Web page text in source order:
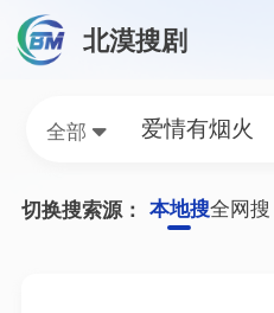
北漠搜剧
全部
爱情有烟火
切换搜索源： 本地搜全网搜